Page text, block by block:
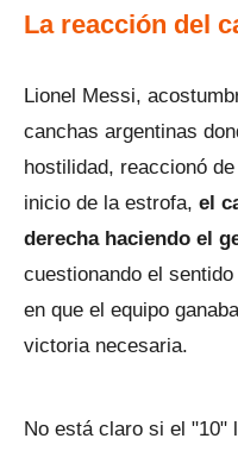
La reacción del
Lionel Messi,
canchas argentinas
hostilidad, reaccionó
inicio de la estrofa, el
derecha haciendo el
cuestionando el
en que el equipo
victoria necesaria.
No está claro si el "10"